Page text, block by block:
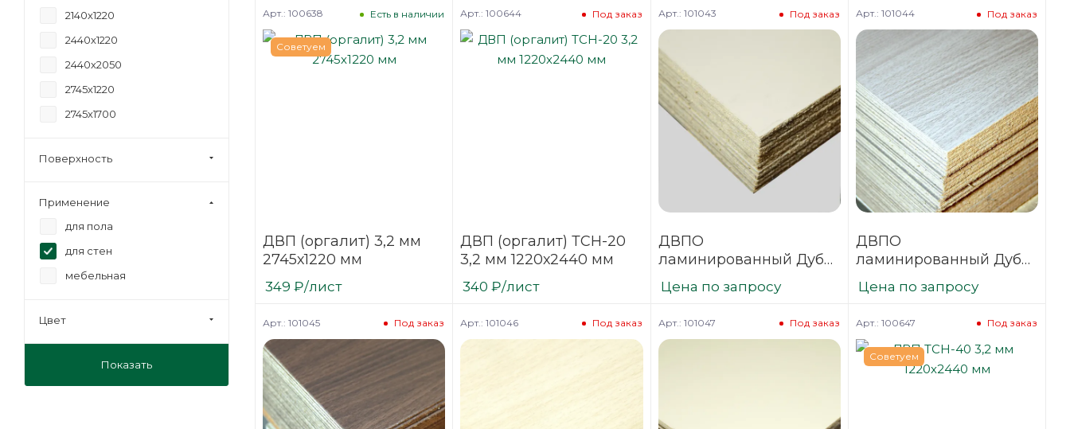
Советуем
ДВП (оргалит) 3,2 мм
2745х1220 мм
Есть в наличии
Арт.: 100638
349 ₽/лист
ДВП (оргалит) ТСН-20
3,2 мм 1220х2440 мм
Под заказ
Арт.: 100644
340 ₽/лист
ДВПО
ламинированный Дуб
Антик №1 3,2х1700х2745
(фоновый)
Под заказ
Арт.: 101043
Цена по запросу
ДВПО
ламинированный Дуб
Антик №2 3,2х1700х2745
(дерево)
Под заказ
Арт.: 101044
Цена по запросу
Под заказ
Арт.: 101045 Под заказ
Арт.: 101046 Под заказ
Арт.: 101047
Советуем
Под заказ
Арт.: 100647
2140х1220
2440х1220
2440х2050
2745х1220
2745х1700
Поверхность
Применение
для пола
для стен
мебельная
Цвет
Показать